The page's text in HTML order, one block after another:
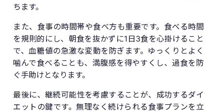
ちます。
また、食事の時間帯や食べ方も重要です。食べる時間
を規則的にし、朝食を抜かずに1日3食を心掛けること
で、血糖値の急激な変動を防ぎます。ゆっくりとよく
噛んで食べることも、満腹感を得やすくし、過食を防
ぐ手助けとなります。
最後に、継続可能性を考慮することが、成功するダイ
エットの鍵です。無理なく続けられる食事プランを立